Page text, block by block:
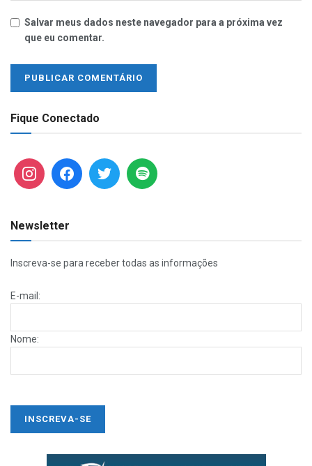
Salvar meus dados neste navegador para a próxima vez
que eu comentar.
Fique Conectado
Newsletter
Inscreva-se para receber todas as informações
E-mail:
Nome: